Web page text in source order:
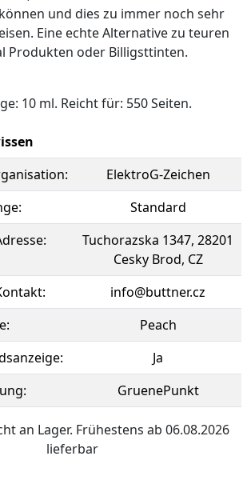
und dies zu immer noch sehr
Eine echte Alternative zu teuren
Produkten oder Billigsttinten.
10 ml. Reicht für: 550 Seiten.
ElektroG-Zeichen
Standard
Tuchorazska 1347, 28201
Cesky Brod, CZ
info@buttner.cz
Peach
Ja
GruenePunkt
an Lager. Frühestens ab 06.08.2026
lieferbar